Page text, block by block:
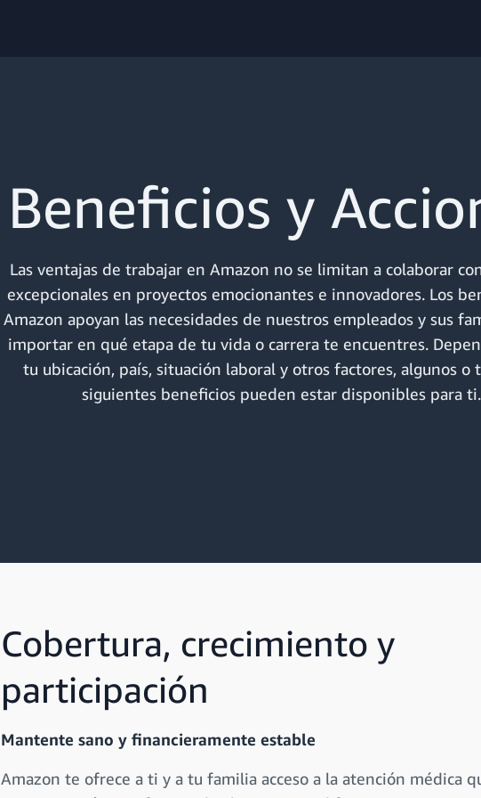
Beneficios y
Las ventajas de trabajar en Amazon no se limitan a colaborar
excepcionales en proyectos emocionantes e innovadores. Los
Amazon apoyan las necesidades de nuestros empleados y sus
importar en qué etapa de tu vida o carrera te encuentres.
tu ubicación, país, situación laboral y otros factores, algunos o
siguientes beneficios pueden estar disponibles para ti.
Cobertura, crecimiento y
participación
Mantente sano y financieramente estable
Amazon te ofrece a ti y a tu familia acceso a la atención médica